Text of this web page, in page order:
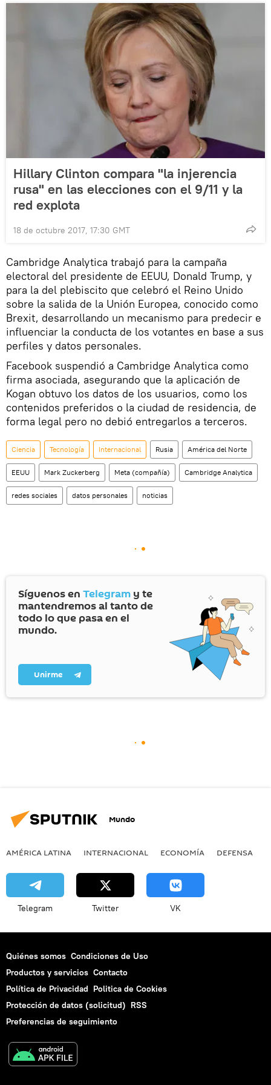
Hillary Clinton compara "la injerencia
rusa" en las elecciones con el 9/11 y la
red explota
18 de octubre 2017, 17:30 GMT
Cambridge Analytica trabajó para la campaña
electoral del presidente de EEUU, Donald Trump, y
para la del plebiscito que celebró el Reino Unido
sobre la salida de la Unión Europea, conocido como
Brexit, desarrollando un mecanismo para predecir e
influenciar la conducta de los votantes en base a sus
perfiles y datos personales.
Facebook suspendió a Cambridge Analytica como
firma asociada, asegurando que la aplicación de
Kogan obtuvo los datos de los usuarios, como los
contenidos preferidos o la ciudad de residencia, de
forma legal pero no debió entregarlos a terceros.
Ciencia Tecnología Internacional Rusia América del Norte
EEUU Mark Zuckerberg Meta (compañía) Cambridge Analytica
redes sociales datos personales noticias
Síguenos en Telegram y te
mantendremos al tanto de
todo lo que pasa en el
mundo.
Unirme
Mundo
AMÉRICA LATINA INTERNACIONAL ECONOMÍA DEFENSA
Telegram Twitter VK
Quiénes somos Condiciones de Uso
Productos y servicios Contacto
Política de Privacidad Politica de Cookies
Protección de datos (solicitud) RSS
Preferencias de seguimiento